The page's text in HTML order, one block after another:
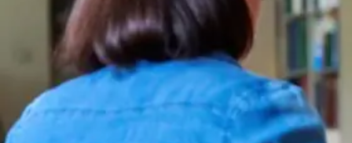
Über uns
Suche